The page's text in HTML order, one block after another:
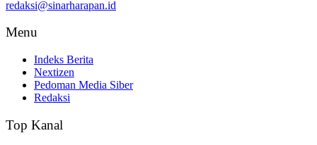
redaksi@sinarharapan.id
Menu
Indeks Berita
Nextizen
Pedoman Media Siber
Redaksi
Top Kanal